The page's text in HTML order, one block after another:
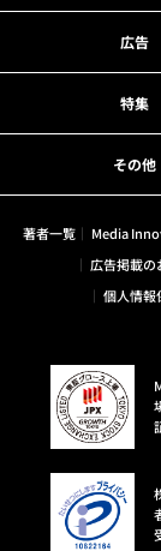
広告
特集
その他
著者一覧 Media
広告掲載の
個人情報